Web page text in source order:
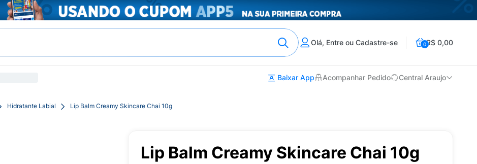
Olá, Entre ou Cadastre-se 0R$ 0,00
Baixar App Acompanhar Pedido Central Araujo
Hidratante Labial Lip Balm Creamy Skincare Chai 10g
Lip Balm Creamy Skincare Chai 10g